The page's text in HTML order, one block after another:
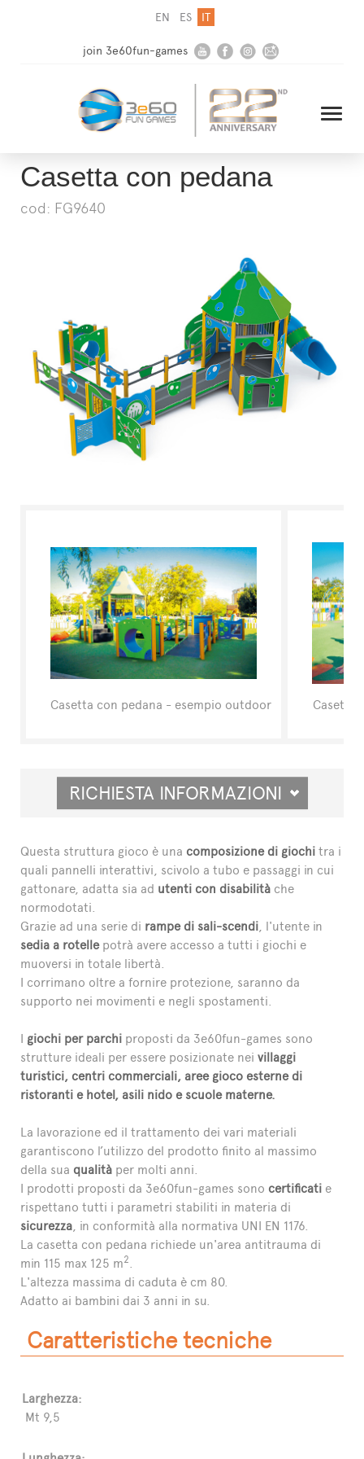
EN ES IT
join 3e60fun-games
Casetta con pedana
cod: FG9640
Casetta con pedana - esempio outdoor Casetta
RICHIESTA INFORMAZIONI
Questa struttura gioco è una composizione di giochi tra i
quali pannelli interattivi, scivolo a tubo e passaggi in cui
gattonare, adatta sia ad utenti con disabilità che
normodotati.
Grazie ad una serie di rampe di sali-scendi , l'utente in
sedia a rotelle potrà avere accesso a tutti i giochi e
muoversi in totale libertà.
I corrimano oltre a fornire protezione, saranno da
supporto nei movimenti e negli spostamenti.
I giochi per parchi proposti da 3e60fun-games sono
strutture ideali per essere posizionate nei villaggi
turistici, centri commerciali, aree gioco esterne di
ristoranti e hotel, asili nido e scuole materne.
La lavorazione ed il trattamento dei vari materiali
garantiscono l’utilizzo del prodotto finito al massimo
della sua qualità per molti anni.
I prodotti proposti da 3e60fun-games sono certificati e
rispettano tutti i parametri stabiliti in materia di
sicurezza , in conformità alla normativa UNI EN 1176.
La casetta con pedana richiede un'area antitrauma di
min 115 max 125 m2
L'altezza massima di caduta è cm 80.
Adatto ai bambini dai 3 anni in su.
Caratteristiche tecniche
Larghezza:
Mt 9,5